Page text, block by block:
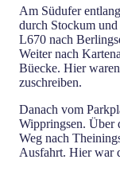
Am Südufer
durch Stockum
L670 nach
Weiter nach
Büecke. Hier
zuschreiben.
Danach vom
Wippringsen. Über
Weg nach
Ausfahrt. Hier war